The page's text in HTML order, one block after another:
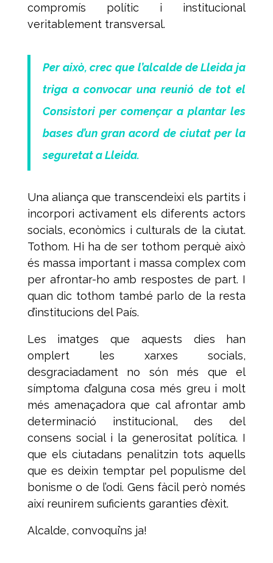
compromís polític i institucional
veritablement transversal.
Per això, crec que l’alcalde de Lleida ja
triga a convocar una reunió de tot el
Consistori per començar a plantar les
bases d’un gran acord de ciutat per la
seguretat a Lleida.
Una aliança que transcendeixi els partits i
incorpori activament els diferents actors
socials, econòmics i culturals de la ciutat.
Tothom. Hi ha de ser tothom perquè això
és massa important i massa complex com
per afrontar-ho amb respostes de part. I
quan dic tothom també parlo de la resta
d’institucions del País.
Les imatges que aquests dies han
omplert les xarxes socials,
desgraciadament no són més que el
símptoma d’alguna cosa més greu i molt
més amenaçadora que cal afrontar amb
determinació institucional, des del
consens social i la generositat política. I
que els ciutadans penalitzin tots aquells
que es deixin temptar pel populisme del
bonisme o de l’odi. Gens fàcil però només
així reunirem suficients garanties d’èxit.
Alcalde, convoqui’ns ja!